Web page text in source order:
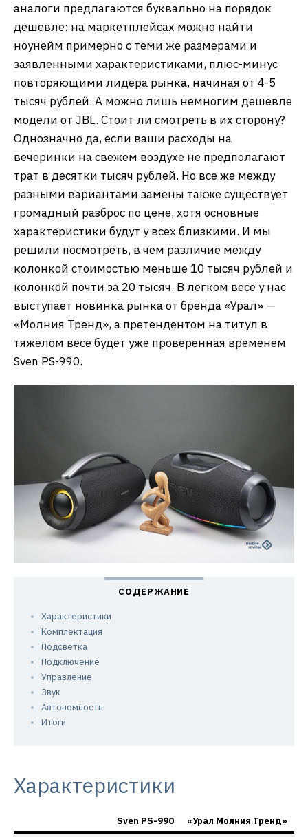
аналоги предлагаются буквально на порядок
дешевле: на маркетплейсах можно найти
ноунейм примерно с теми же размерами и
заявленными характеристиками, плюс-минус
повторяющими лидера рынка, начиная от 4-5
тысяч рублей. А можно лишь немногим дешевле
модели от JBL. Стоит ли смотреть в их сторону?
Однозначно да, если ваши расходы на
вечеринки на свежем воздухе не предполагают
трат в десятки тысяч рублей. Но все же между
разными вариантами замены также существует
громадный разброс по цене, хотя основные
характеристики будут у всех близкими. И мы
решили посмотреть, в чем различие между
колонкой стоимостью меньше 10 тысяч рублей и
колонкой почти за 20 тысяч. В легком весе у нас
выступает новинка рынка от бренда «Урал» —
«Молния Тренд», а претендентом на титул в
тяжелом весе будет уже проверенная временем
Sven PS-990.
Характеристики
Комплектация
Подсветка
Подключение
Управление
Звук
Автономность
Итоги
Характеристики
Sven PS-990
«Урал Молния Тренд»